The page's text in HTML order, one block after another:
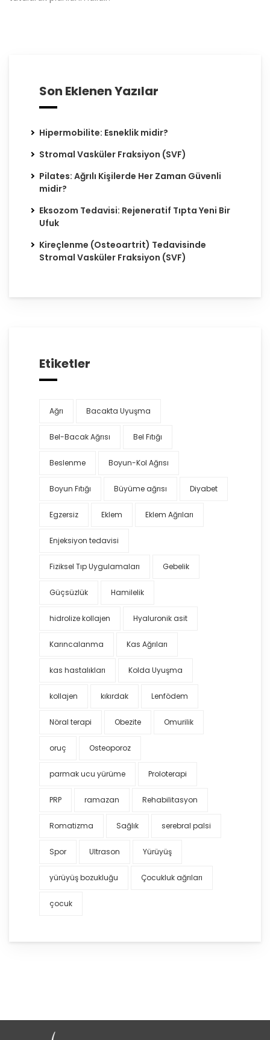
Son Eklenen Yazılar
Hipermobilite: Esneklik midir?
Stromal Vasküler Fraksiyon (SVF)
Pilates: Ağrılı Kişilerde Her Zaman Güvenli
midir?
Eksozom Tedavisi: Rejeneratif Tıpta Yeni Bir
Ufuk
Kireçlenme (Osteoartrit) Tedavisinde
Stromal Vasküler Fraksiyon (SVF)
Etiketler
Ağrı Bacakta Uyuşma
Bel-Bacak Ağrısı Bel Fıtığı
Beslenme Boyun-Kol Ağrısı
Boyun Fıtığı Büyüme ağrısı Diyabet
Egzersiz Eklem Eklem Ağrıları
Enjeksiyon tedavisi
Fiziksel Tıp Uygulamaları Gebelik
Güçsüzlük Hamilelik
hidrolize kollajen Hyaluronik asit
Karıncalanma Kas Ağrıları
kas hastalıkları Kolda Uyuşma
kollajen kıkırdak Lenfödem
Nöral terapi Obezite Omurilik
oruç Osteoporoz
parmak ucu yürüme Proloterapi
PRP ramazan Rehabilitasyon
Romatizma Sağlık serebral palsi
Spor Ultrason Yürüyüş
yürüyüş bozukluğu Çocukluk ağrıları
çocuk